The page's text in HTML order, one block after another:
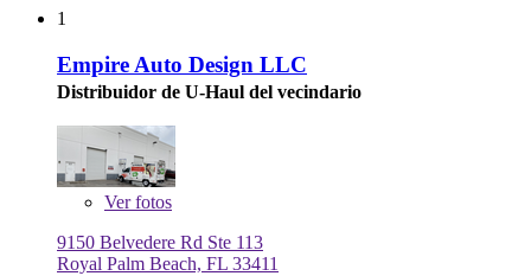
1
Empire Auto Design LLC
Distribuidor de U-Haul del vecindario
Verfotos
9150 Belvedere Rd Ste 113
Royal Palm Beach, FL 33411